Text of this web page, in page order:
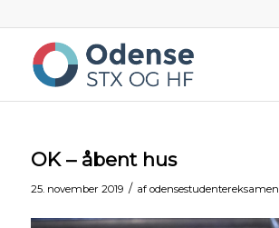
OK – åbent hus
25. november 2019 / af odensestudentereksamen